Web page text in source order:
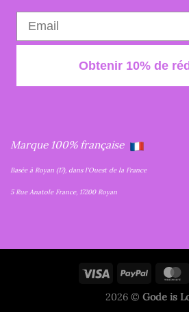
Obtenir 10% de
Marque 100% française
Basée à Royan (17), dans l'Ouest de la France
5 Rue Anatole France, 17200 Royan
2026 © Gode is